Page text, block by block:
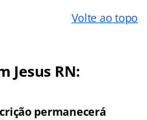
Volte ao topo
Jesus RN:
permanecerá